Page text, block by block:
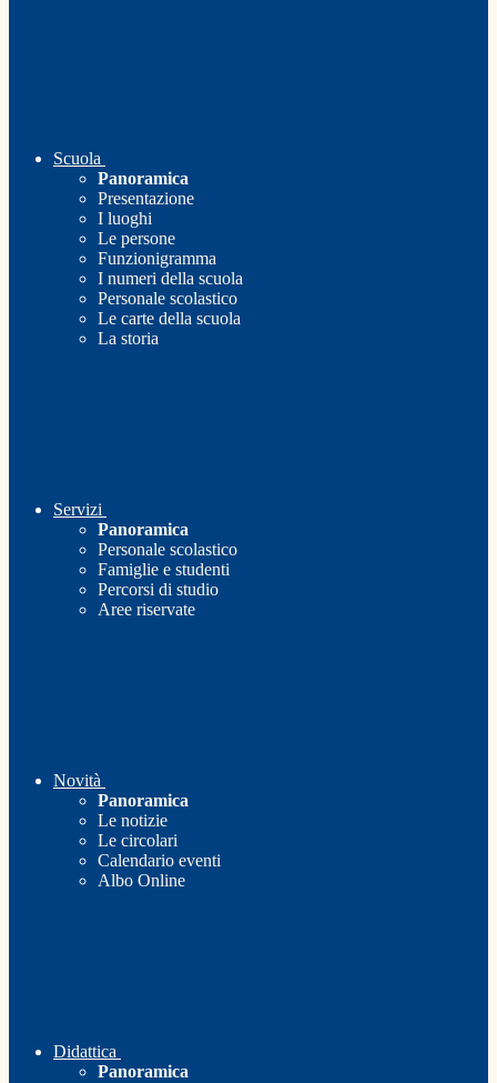
Scuola
Panoramica
Presentazione
I luoghi
Le persone
Funzionigramma
I numeri della scuola
Personale scolastico
Le carte della scuola
La storia
Servizi
Panoramica
Personale scolastico
Famiglie e studenti
Percorsi di studio
Aree riservate
Novità
Panoramica
Le notizie
Le circolari
Calendario eventi
Albo Online
Didattica
Panoramica